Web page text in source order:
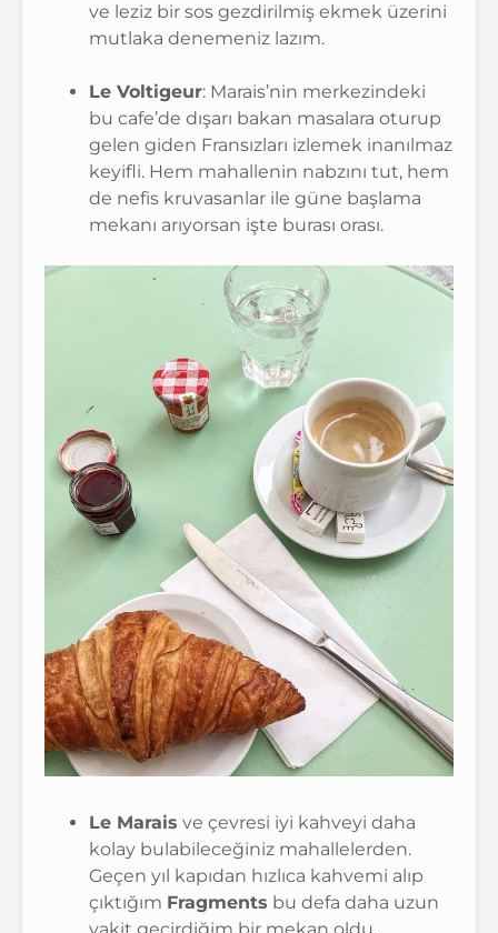
ve leziz bir sos gezdirilmiş ekmek üzerini
mutlaka denemeniz lazım.
Le Voltigeur: Marais’nin merkezindeki
bu cafe’de dışarı bakan masalara oturup
gelen giden Fransızları izlemek inanılmaz
keyifli. Hem mahallenin nabzını tut, hem
de nefis kruvasanlar ile güne başlama
mekanı arıyorsan işte burası orası.
Le Marais ve çevresi iyi kahveyi daha
kolay bulabileceğiniz mahallelerden.
Geçen yıl kapıdan hızlıca kahvemi alıp
çıktığım Fragments bu defa daha uzun